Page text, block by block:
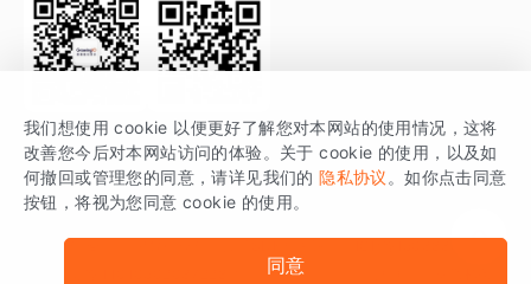
开发者文档
SDK 文档
场景指南
行业活动
关注公众号 获取更多干货
GrowingIO 是专注于数据智能分析与增长的品牌，核心平台为 GrowingIO
分析云。
版权所有 © 北京易数科技有限公司
我们想使用 cookie 以便更好了解您对本网站的使用情况，这将
改善您今后对本网站访问的体验。关于 cookie 的使用，以及如
何撤回或管理您的同意，请详见我们的 隐私协议 。如你点击同意
按钮，将视为您同意 cookie 的使用。
同意